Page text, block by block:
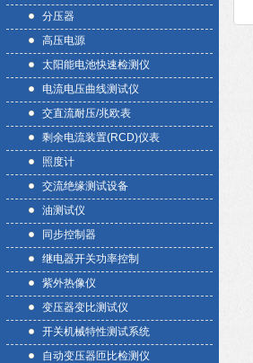
分压器
高压电源
太阳能电池快速检测仪
电流电压曲线测试仪
交直流耐压/兆欧表
剩余电流装置(RCD)仪表
照度计
交流绝缘测试设备
油测试仪
同步控制器
继电器开关功率控制
紫外热像仪
变压器变比测试仪
开关机械特性测试系统
自动变压器匝比检测仪